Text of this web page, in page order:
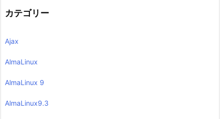
カテゴリー
Ajax
AlmaLinux
AlmaLinux 9
AlmaLinux9.3